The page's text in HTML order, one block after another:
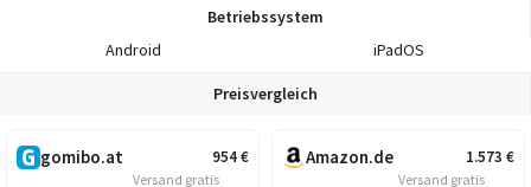
Betriebssystem
Android
iPadOS
Preisvergleich
954€
gomibo.at
Versand gratis
1.573 €
Amazon.de
Versand gratis